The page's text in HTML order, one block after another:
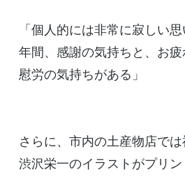
「個人的には非常に寂しい
年間、感謝の気持ちと、お
慰労の気持ちがある」
さらに、市内の土産物店では
渋沢栄一のイラストがプリ